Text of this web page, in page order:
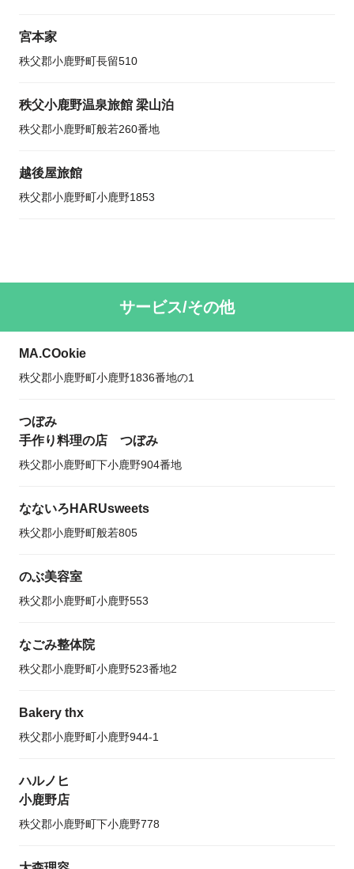
宮本家
秩父郡小鹿野町長留510
秩父小鹿野温泉旅館 梁山泊
秩父郡小鹿野町般若260番地
越後屋旅館
秩父郡小鹿野町小鹿野1853
サービス/その他
MA.COokie
秩父郡小鹿野町小鹿野1836番地の1
つぼみ
手作り料理の店 つぼみ
秩父郡小鹿野町下小鹿野904番地
なないろHARUsweets
秩父郡小鹿野町般若805
のぶ美容室
秩父郡小鹿野町小鹿野553
なごみ整体院
秩父郡小鹿野町小鹿野523番地2
Bakery thx
秩父郡小鹿野町小鹿野944-1
ハルノヒ
小鹿野店
秩父郡小鹿野町下小鹿野778